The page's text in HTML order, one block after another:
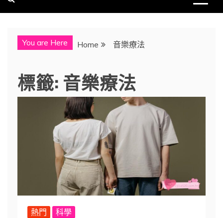
You are Here Home 音樂療法
標籤: 音樂療法
熱門 科學